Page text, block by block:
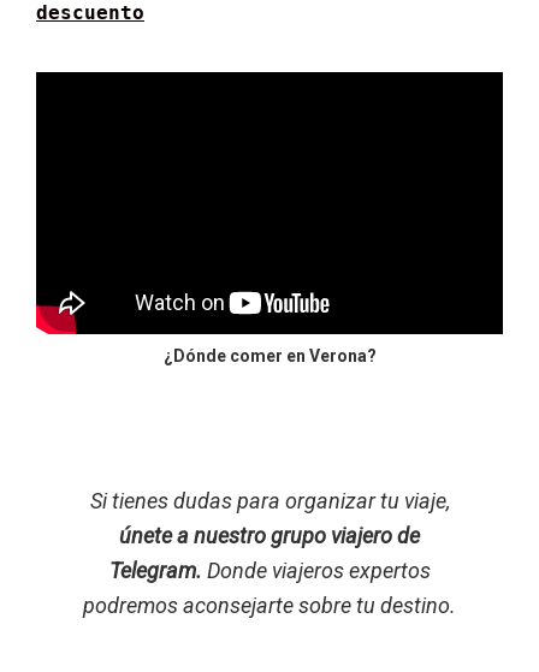
descuento
¿Dónde comer en Verona?
Si tienes dudas para organizar tu viaje,
únete a nuestro grupo viajero de
Telegram. Donde viajeros expertos
podremos aconsejarte sobre tu destino.